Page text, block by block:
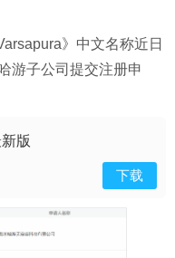
》中文名称近日
游子公司提交注册申
版
下载